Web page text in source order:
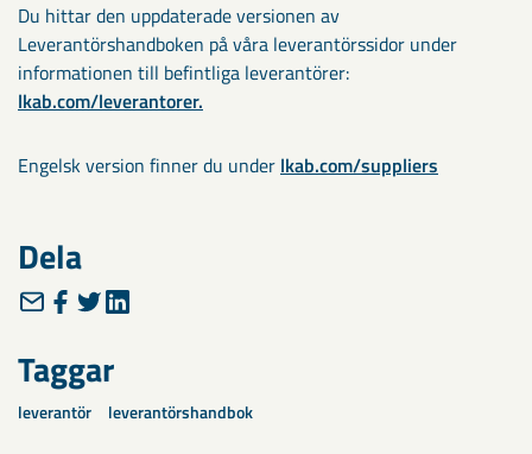
Du hittar den uppdaterade versionen av
Leverantörshandboken på våra leverantörssidor under
informationen till befintliga leverantörer:
lkab.com/leverantorer.
Engelsk version finner du under lkab.com/suppliers
Dela
Taggar
leverantör leverantörshandbok